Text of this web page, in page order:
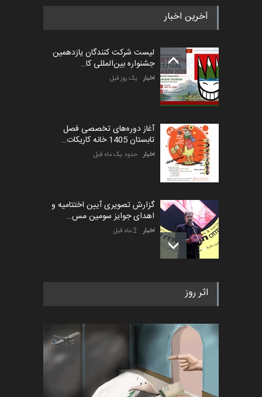
پنجمین مسابقۀ بین‌المللی
مهلت 5 ماه دیگر
آخرین اخبار
لیست شرکت کنندگان یازدهمین
جشنواره بین‌المللی کا…
اخبار یک روز قبل
آغاز دوره‌های تخصصی فصل
تابستان 1405 خانه کاریکات…
اخبار حدود یک ماه قبل
گزارش تصویری آیین اختتامیه و
اهدای جوایز سومین مس…
اخبار 2 ماه قبل
به یاد اردوغان باشول (۱۹۳۶–
اخبار 2 ماه قبل
رویداد کارگاهی کارتون و پوستر
«ایران سربلند» به ا…
اخبار 6 ماه قبل
اثر روز